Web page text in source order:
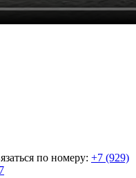
по номеру: +7 (929)